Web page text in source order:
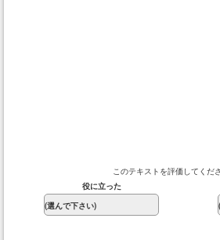
このテキストを評価してくだ
役に立った